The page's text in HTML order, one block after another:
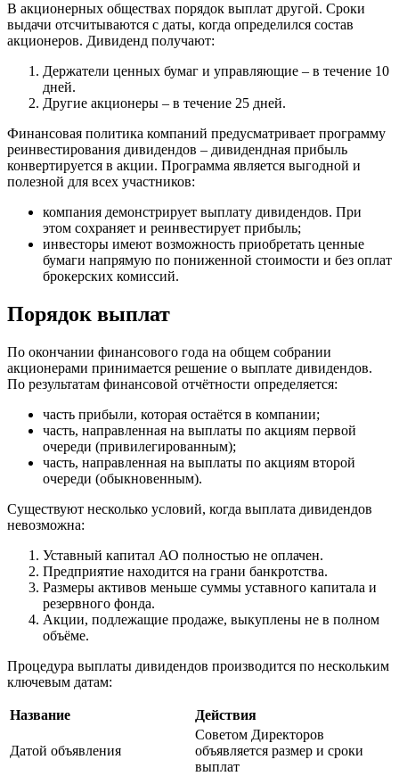
В акционерных обществах порядок выплат другой. Сроки
выдачи отсчитываются с даты, когда определился состав
акционеров. Дивиденд получают:
Держатели ценных бумаг и управляющие – в течение 10
дней.
Другие акционеры – в течение 25 дней.
Финансовая политика компаний предусматривает программу
реинвестирования дивидендов – дивидендная прибыль
конвертируется в акции. Программа является выгодной и
полезной для всех участников:
компания демонстрирует выплату дивидендов. При
этом сохраняет и реинвестирует прибыль;
инвесторы имеют возможность приобретать ценные
бумаги напрямую по пониженной стоимости и без оплат
брокерских комиссий.
Порядок выплат
По окончании финансового года на общем собрании
акционерами принимается решение о выплате дивидендов.
По результатам финансовой отчётности определяется:
часть прибыли, которая остаётся в компании;
часть, направленная на выплаты по акциям первой
очереди (привилегированным);
часть, направленная на выплаты по акциям второй
очереди (обыкновенным).
Существуют несколько условий, когда выплата дивидендов
невозможна:
Уставный капитал АО полностью не оплачен.
Предприятие находится на грани банкротства.
Размеры активов меньше суммы уставного капитала и
резервного фонда.
Акции, подлежащие продаже, выкуплены не в полном
объёме.
Процедура выплаты дивидендов производится по нескольким
ключевым датам:
Название Действия
Датой объявления
Советом Директоров
объявляется размер и сроки
выплат